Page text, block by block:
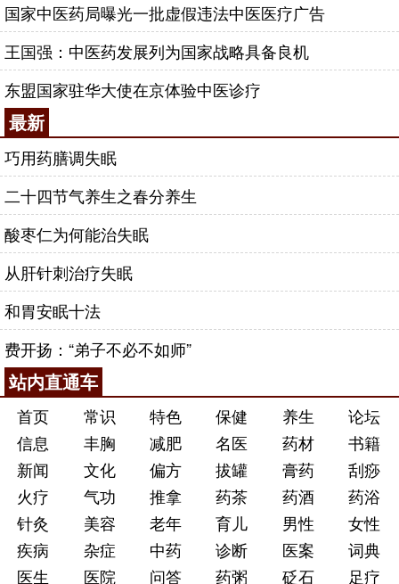
国家中医药局曝光一批虚假违法中医医疗广告
王国强：中医药发展列为国家战略具备良机
东盟国家驻华大使在京体验中医诊疗
最新
巧用药膳调失眠
二十四节气养生之春分养生
酸枣仁为何能治失眠
从肝针刺治疗失眠
和胃安眠十法
费开扬：“弟子不必不如师”
站内直通车
首页 常识 特色 保健 养生
论坛
信息
丰胸 减肥 名医 药材
书籍
新闻
文化 偏方 拔罐 膏药
刮痧
火疗
气功 推拿 药茶 药酒
药浴
针灸
美容 老年 育儿 男性
女性
疾病
杂症 中药 诊断 医案
词典
医生
医院 问答 药粥 砭石 足疗